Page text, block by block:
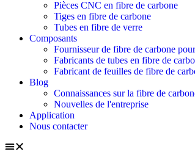
Pièces CNC en fibre de carbone
Tiges en fibre de carbone
Tubes en fibre de verre
Composants
Fournisseur de fibre de carbone
Fabricants de tubes en fibre de
Fabricant de feuilles de fibre de
Blog
Connaissances sur la fibre de
Nouvelles de l'entreprise
Application
Nous contacter